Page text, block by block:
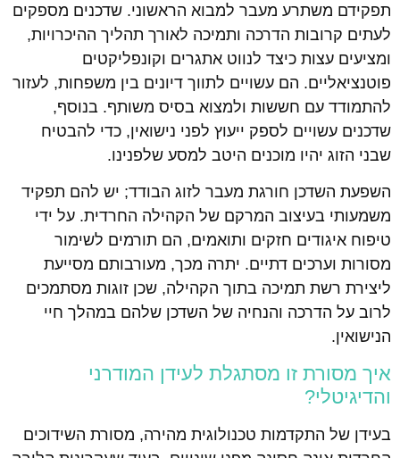
תפקידם משתרע מעבר למבוא הראשוני. שדכנים מספקים
לעתים קרובות הדרכה ותמיכה לאורך תהליך ההיכרויות,
ומציעים עצות כיצד לנווט אתגרים וקונפליקטים
פוטנציאליים. הם עשויים לתווך דיונים בין משפחות, לעזור
להתמודד עם חששות ולמצוא בסיס משותף. בנוסף,
שדכנים עשויים לספק ייעוץ לפני נישואין, כדי להבטיח
שבני הזוג יהיו מוכנים היטב למסע שלפנינו.
השפעת השדכן חורגת מעבר לזוג הבודד; יש להם תפקיד
משמעותי בעיצוב המרקם של הקהילה החרדית. על ידי
טיפוח איגודים חזקים ותואמים, הם תורמים לשימור
מסורות וערכים דתיים. יתרה מכך, מעורבותם מסייעת
ליצירת רשת תמיכה בתוך הקהילה, שכן זוגות מסתמכים
לרוב על הדרכה והנחיה של השדכן שלהם במהלך חיי
הנישואין.
איך מסורת זו מסתגלת לעידן המודרני
והדיגיטלי?
בעידן של התקדמות טכנולוגית מהירה, מסורת השידוכים